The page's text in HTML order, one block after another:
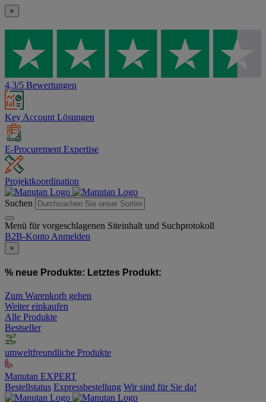
×
4,3/5 Bewertungen
Key Account Lösungen
E-Procurement Expertise
Projektkoordination
Suchen
Menü für vorgeschlagenen Siteinhalt und Suchprotokoll
B2B-Konto Anmelden
×
% neue Produkte: Letztes Produkt:
Zum Warenkorb gehen
Weiter einkaufen
Alle Produkte
Bestseller
umweltfreundliche Produkte
Manutan EXPERT
Bestellstatus Expressbestellung Wir sind für Sie da!